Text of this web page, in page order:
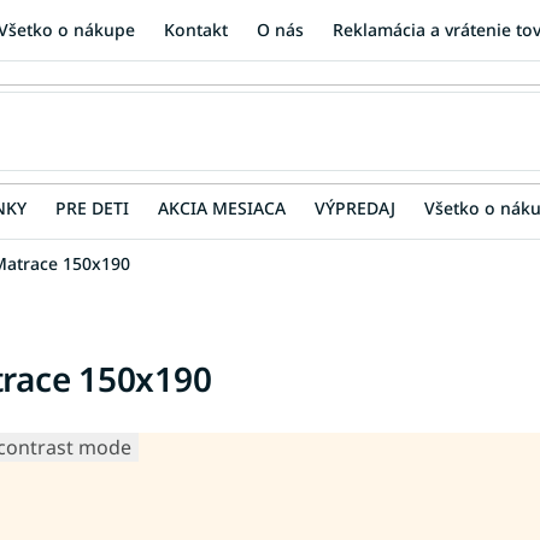
o nákupe Kontakt O nás Reklamácia a vrátenie
PRE DETI AKCIA MESIACA VÝPREDAJ Všetko o
150x190
150x190
mode